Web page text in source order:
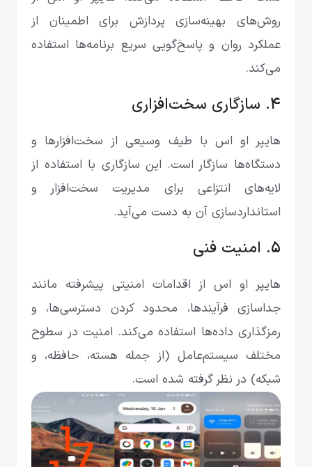
روش‌های بهینه‌سازی پردازش برای اطمینان از
عملکرد روان و پاسخ‌گویی سریع برنامه‌ها استفاده
می‌کند.
4. سازگاری سخت‌افزاری
هایپر او اس با طیف وسیعی از سخت‌افزارها و
دستگاه‌ها سازگار است. این سازگاری با استفاده از
لایه‌های انتزاعی برای مدیریت سخت‌افزار و
استانداردسازی آن به دست می‌آید.
5. امنیت فنی
هایپر او اس از اقدامات امنیتی پیشرفته مانند
جداسازی فرآیندها، محدود کردن دسترسی‌ها، و
رمزگذاری داده‌ها استفاده می‌کند. امنیت در سطوح
مختلف سیستم‌عامل (از جمله هسته، حافظه، و
شبکه) در نظر گرفته شده است.